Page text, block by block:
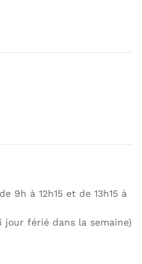
9h à 12h15 et de 13h15 à
jour férié dans la semaine)